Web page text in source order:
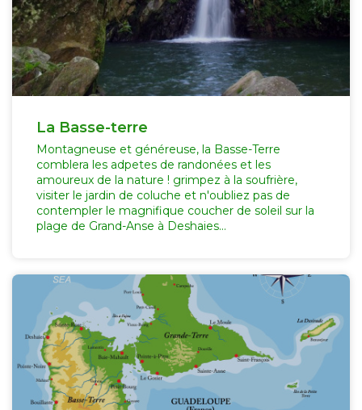
La Basse-terre
Montagneuse et généreuse, la Basse-Terre
comblera les adpetes de randonées et les
amoureux de la nature ! grimpez à la soufrière,
visiter le jardin de coluche et n'oubliez pas de
contempler le magnifique coucher de soleil sur la
plage de Grand-Anse à Deshaies...